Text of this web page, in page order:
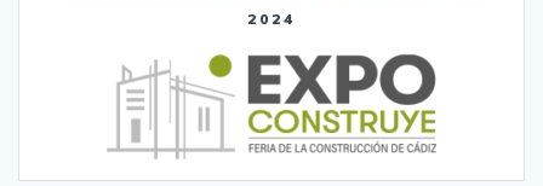
2024